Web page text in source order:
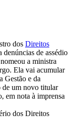
dos Direitos
denúncias de assédio
a ministra
Ela vai acumular
Gestão e da
de um novo titular
em nota à imprensa